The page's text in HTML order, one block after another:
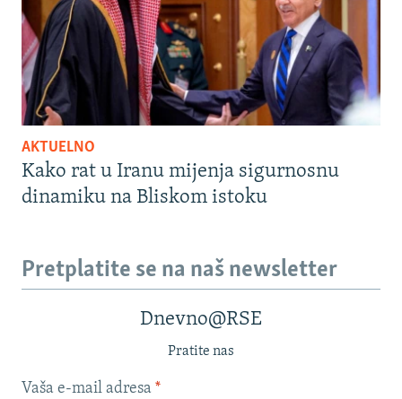
AKTUELNO
Kako rat u Iranu mijenja sigurnosnu
dinamiku na Bliskom istoku
Pretplatite se na naš newsletter
Dnevno@RSE
Pratite nas
Vaša e-mail adresa *